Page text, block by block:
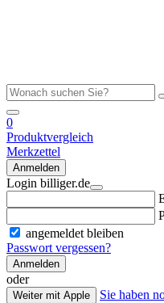
0
Produktvergleich
Merkzettel
Anmelden
Login billiger.de
angemeldet bleiben
Passwort vergessen?
Anmelden
oder
Weiter mit Apple
Sie haben